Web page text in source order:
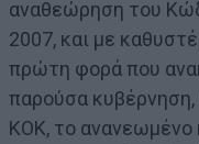
αναθεώρηση του
2007, και με
πρώτη φορά που
παρούσα κυβέρνηση,
ΚΟΚ, το ανανεωμένο